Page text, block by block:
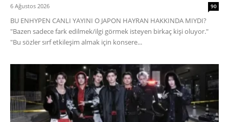
6 Ağustos 2026 90
BU ENHYPEN CANLI YAYINI O JAPON HAYRAN HAKKINDA MIYDI?
"Bazen sadece fark edilmek/ilgi görmek isteyen birkaç kişi oluyor."
"Bu sözler sırf etkileşim almak için konsere...